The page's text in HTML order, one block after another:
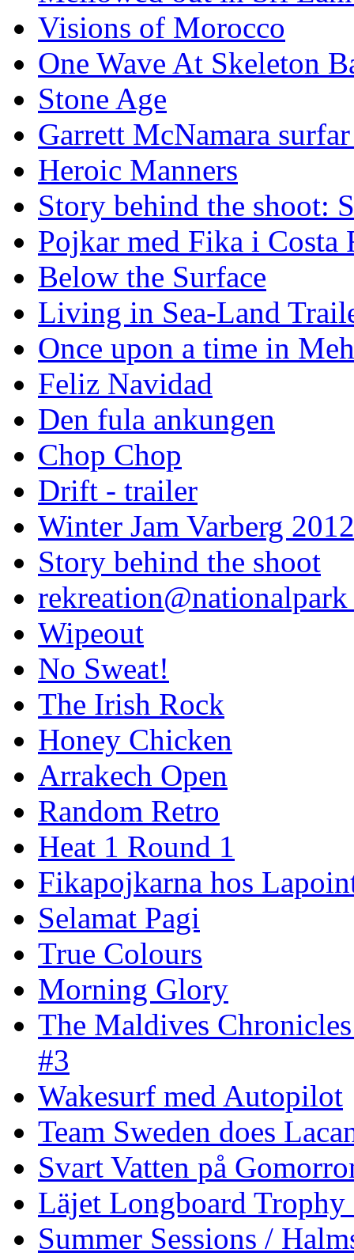
Visions of Morocco
One Wave At Skeleton
Stone Age
Garrett McNamara
Heroic Manners
Story behind the shoot:
Pojkar med Fika i Costa
Below the Surface
Living in Sea-Land
Once upon a time in
Feliz Navidad
Den fula ankungen
Chop Chop
Drift - trailer
Winter Jam Varberg 2012
Story behind the shoot
rekreation@nationalpark
Wipeout
No Sweat!
The Irish Rock
Honey Chicken
Arrakech Open
Random Retro
Heat 1 Round 1
Fikapojkarna hos
Selamat Pagi
True Colours
Morning Glory
The Maldives
#3
Wakesurf med Autopilot
Team Sweden does
Svart Vatten på
Läjet Longboard
Summer Sessions /